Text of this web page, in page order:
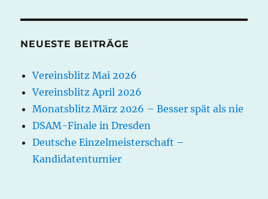
NEUESTE BEITRÄGE
Vereinsblitz Mai 2026
Vereinsblitz April 2026
Monatsblitz März 2026 – Besser spät als nie
DSAM-Finale in Dresden
Deutsche Einzelmeisterschaft –
Kandidatenturnier